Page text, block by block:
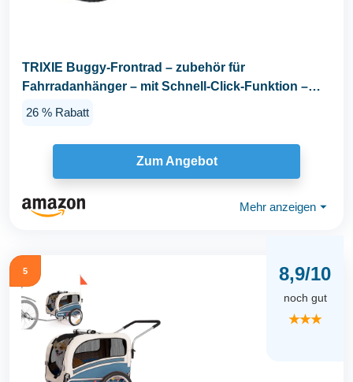
TRIXIE Buggy-Frontrad – zubehör für
Fahrradanhänger – mit Schnell-Click-Funktion –
Wendiges...
26 % Rabatt
Zum Angebot
Mehr anzeigen ⏷
5 8,9/10
noch gut
★★★